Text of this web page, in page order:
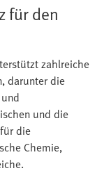
für den
zahlreiche
darunter die
und die
die
Chemie,